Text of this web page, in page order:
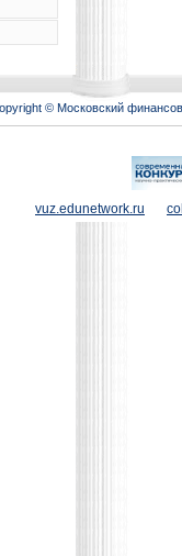
© Московский
vuz.edunetwork.ru